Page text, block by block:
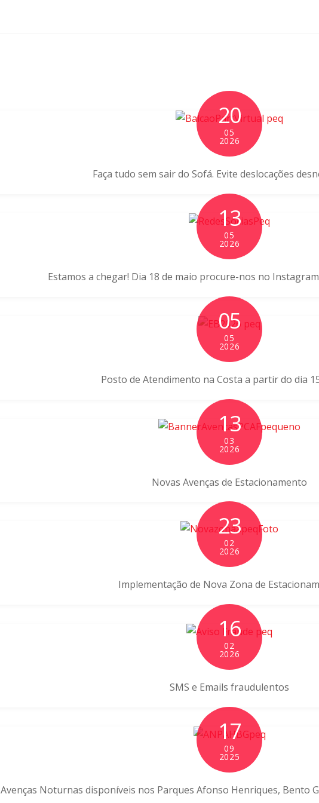
20
05
2026
Faça tudo sem sair do Sofá. Evite deslocações
13
05
2026
Estamos a chegar! Dia 18 de maio procure-nos no
05
05
2026
Posto de Atendimento na Costa a partir do dia
13
03
2026
Novas Avenças de Estacionamento
23
02
2026
Implementação de Nova Zona de
16
02
2026
SMS e Emails fraudulentos
17
09
2025
Avenças Noturnas disponíveis nos Parques Afonso Henriques, Bento